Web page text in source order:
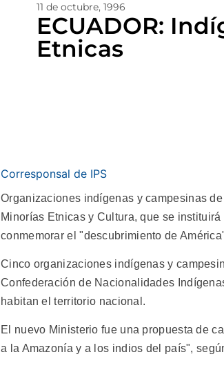
11 de octubre, 1996
ECUADOR:
Etnicas
Corresponsal de IPS
Organizaciones indígenas y campesinas
Minorías Etnicas y Cultura, que se
conmemorar el "descubrimiento de
Cinco organizaciones indígenas y
Confederación de Nacionalidades
habitan el territorio nacional.
El nuevo Ministerio fue una propuesta de
a la Amazonía y a los indios del país",